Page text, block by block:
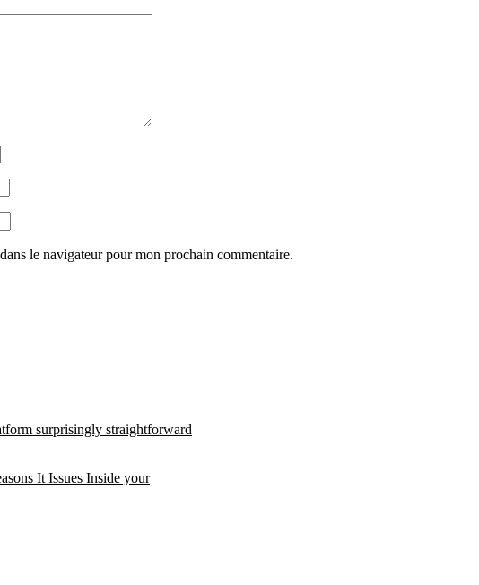
le navigateur pour mon prochain commentaire.
surprisingly straightforward
It Issues Inside your